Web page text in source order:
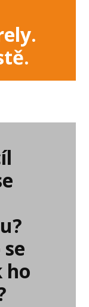
ho